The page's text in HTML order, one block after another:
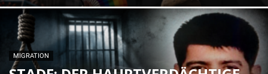
MIGRATION